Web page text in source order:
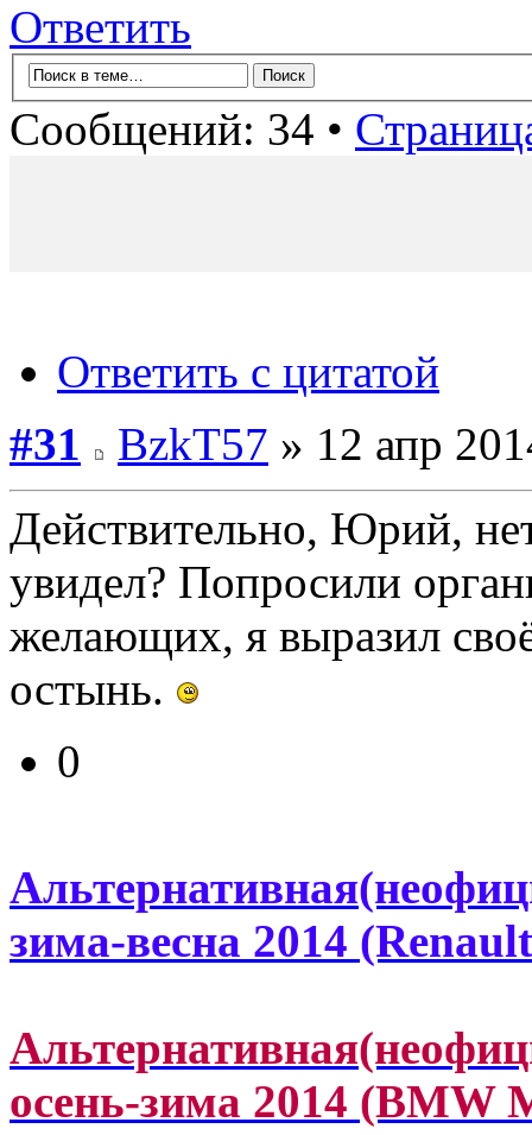
Ответить
Сообщений: 34 •
Ответить с цитатой
#31
BzkT57 » 12 апр
Действительно, Юрий,
увидел? Попросили
желающих, я выразил
остынь.
0
зима-весна 2014
осень-зима 2014 (BMW